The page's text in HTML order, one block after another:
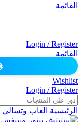
القائمة
Login / Register
القائمة
Wishlist
Login / Register
الرئيسية العاب وتسالي